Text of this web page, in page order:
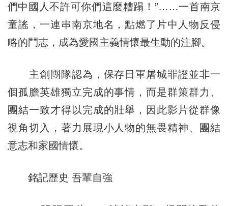
們中國人不許可你們這麼糟蹋！”……一首南京
童謠，一連串南京地名，點燃了片中人物反侵
略的鬥志，成為愛國主義情懷最生動的注腳。
主創團隊認為，保存日軍屠城罪證並非一
個孤膽英雄獨立完成的事情，而是群策群力、
團結一致才得以完成的壯舉，因此影片從群像
視角切入，著力展現小人物的無畏精神、團結
意志和家國情懷。
銘記歷史 吾輩自強